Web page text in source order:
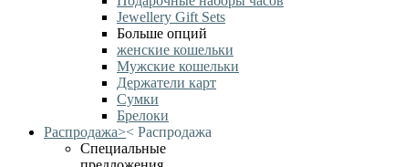
Jewellery Gift Sets
Больше опций
женские кошельки
Мужские кошельки
Держатели карт
Сумки
Брелоки
Распродажа>< Распродажа
Специальные